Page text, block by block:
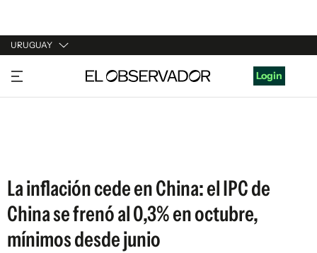
URUGUAY
URUGUAY
ARGENTINA
Login
La inflación cede en China: el IPC de
China se frenó al 0,3% en octubre,
mínimos desde junio